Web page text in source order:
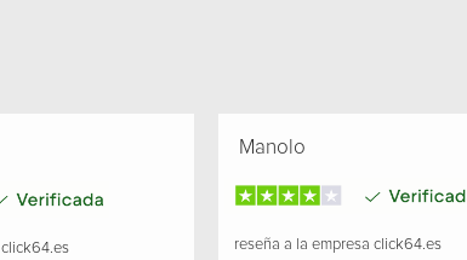
click64.es
Manolo
reseña a la empresa click64.es